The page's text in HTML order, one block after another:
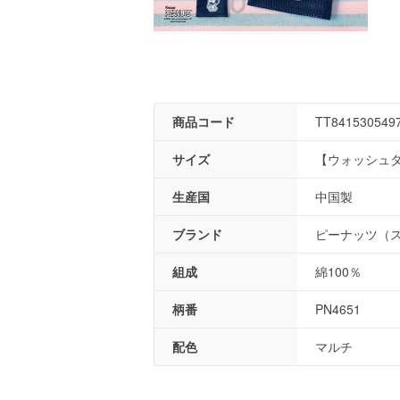
商品コード
サイズ 【ウォッシュ
生産国 中国製
ブランド ピーナッツ（
組成 綿100％
柄番 PN4651
配色 マルチ